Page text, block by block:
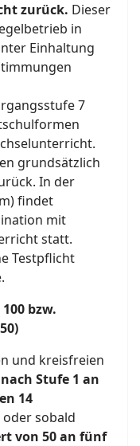
zurück. Dieser
in
Einhaltung
7
grundsätzlich
In der
findet
mit
statt.
Testpflicht
bzw.
und kreisfreien
Stufe 1 an
14
sobald
von 50 an fünf